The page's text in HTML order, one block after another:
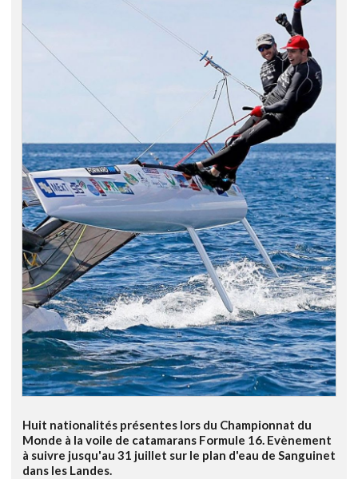
Huit nationalités présentes lors du Championnat du
Monde à la voile de catamarans Formule 16. Evènement
à suivre jusqu'au 31 juillet sur le plan d'eau de Sanguinet
dans les Landes.